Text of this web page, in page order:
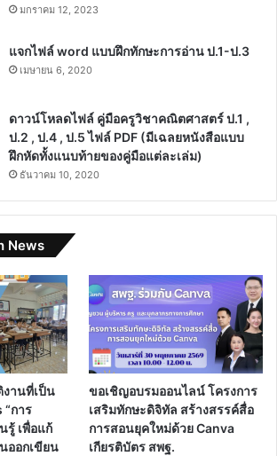
มกราคม 12, 2023
แจกไฟล์ word แบบฝึกทักษะการอ่าน ป.1-ป.3
เมษายน 6, 2020
ดาวน์โหลดไฟล์ คู่มือครูวิชาคณิตศาสตร์ ป.1 ,
ป.2 , ป.4 , ป.5 ไฟล์ PDF (มีเฉลยหนังสือแบบ
ฝึกหัดทั้งแนบท้ายของคู่มือแต่ละเล่ม)
ธันวาคม 10, 2020
News
งานที่เป็น
“การ
รู้ เพื่อแก้
ออกเขียน
ขอเชิญอบรมออนไลน์ โครงการ
เสริมทักษะดิจิทัล สร้างสรรค์สื่อ
การสอนยุคใหม่ด้วย Canva
เกียรติบัตร สพฐ.